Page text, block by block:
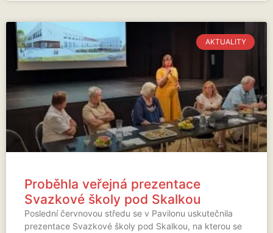
AKTUALITY
Proběhla veřejná prezentace
Svazkové školy pod Skalkou
Poslední červnovou středu se v Pavilonu uskutečnila
prezentace Svazkové školy pod Skalkou, na kterou se